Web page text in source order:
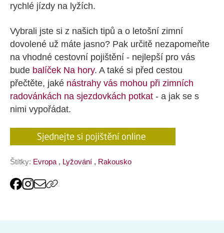
rychlé jízdy na lyžích.
Vybrali jste si z našich tipů a o letošní zimní
dovolené už máte jasno? Pak určitě nezapomeňte
na vhodné cestovní pojištění - nejlepší pro vás
bude balíček Na hory. A také si před cestou
přečtěte, jaké nástrahy vás mohou při zimních
radovánkách na sjezdovkách potkat - a jak se s
nimi vypořádat.
Štítky: Evropa , Lyžování , Rakousko